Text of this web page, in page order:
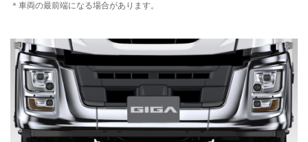
車両の最前端になる場合があります。